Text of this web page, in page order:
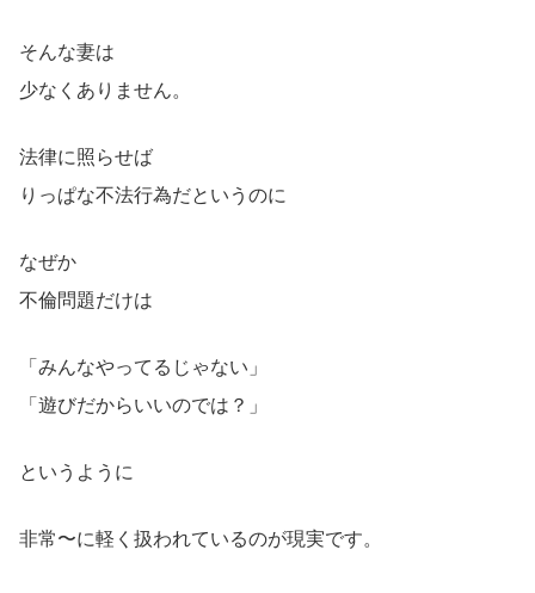
そんな妻は
少なくありません。
法律に照らせば
りっぱな不法行為だというのに
なぜか
不倫問題だけは
「みんなやってるじゃない」
「遊びだからいいのでは？」
というように
非常〜に軽く扱われているのが現実です。